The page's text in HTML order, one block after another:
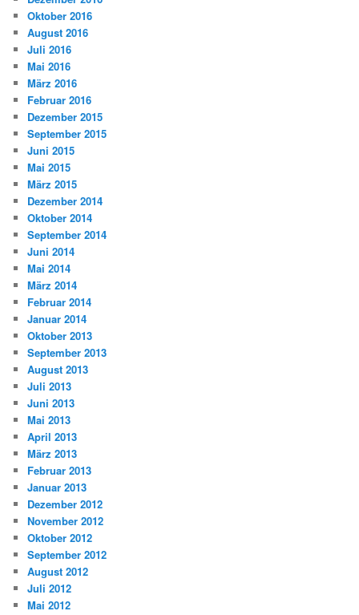
Oktober 2016
August 2016
Juli 2016
Mai 2016
März 2016
Februar 2016
Dezember 2015
September 2015
Juni 2015
Mai 2015
März 2015
Dezember 2014
Oktober 2014
September 2014
Juni 2014
Mai 2014
März 2014
Februar 2014
Januar 2014
Oktober 2013
September 2013
August 2013
Juli 2013
Juni 2013
Mai 2013
April 2013
März 2013
Februar 2013
Januar 2013
Dezember 2012
November 2012
Oktober 2012
September 2012
August 2012
Juli 2012
Mai 2012